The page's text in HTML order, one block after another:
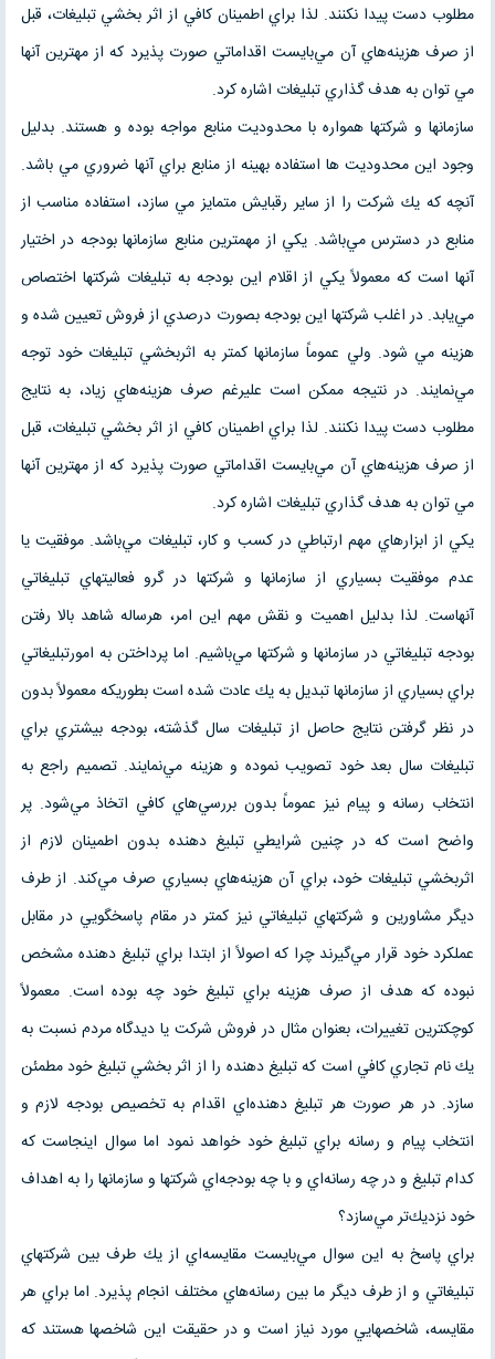
مطلوب دست پيدا نكنند. لذا براي اطمينان كافي از اثر بخشي تبليغات، قبل
از صرف هزينه‌هاي آن مي‌بايست اقداماتي صورت پذيرد كه از مهترين آنها
مي توان به هدف گذاري تبليغات اشاره كرد.
سازمانها و شركتها همواره با محدوديت منابع مواجه بوده و هستند. بدليل
وجود اين محدوديت ها استفاده بهينه از منابع براي آنها ضروري مي باشد.
آنچه كه يك شركت را از ساير رقبايش متمايز مي سازد، استفاده مناسب از
منابع در دسترس مي‌باشد. يكي از مهمترين منابع سازمانها بودجه در اختيار
آنها است كه معمولاً يكي از اقلام اين بودجه به تبليغات شركتها اختصاص
مي‌يابد. در اغلب شركتها اين بودجه بصورت درصدي از فروش تعيين شده و
هزينه مي شود. ولي عموماً سازمانها كمتر به اثربخشي تبليغات خود توجه
مي‌نمايند. در نتيجه ممكن است عليرغم صرف هزينه‌هاي زياد، به نتايج
مطلوب دست پيدا نكنند. لذا براي اطمينان كافي از اثر بخشي تبليغات، قبل
از صرف هزينه‌هاي آن مي‌بايست اقداماتي صورت پذيرد كه از مهترين آنها
مي توان به هدف گذاري تبليغات اشاره كرد.
يكي از ابزارهاي مهم ارتباطي در كسب و كار، تبليغات مي‌باشد. موفقيت يا
عدم موفقيت بسياري از سازمانها و شركتها در گرو فعاليتهاي تبليغاتي
آنهاست. لذا بدليل اهميت و نقش مهم اين امر، هرساله شاهد بالا رفتن
بودجه تبليغاتي در سازمانها و شركتها مي‌باشيم. اما پرداختن به امورتبليغاتي
براي بسياري از سازمانها تبديل به يك عادت شده است بطوريكه معمولاً بدون
در نظر گرفتن نتايج حاصل از تبليغات سال گذشته، بودجه بيشتري براي
تبليغات سال بعد خود تصويب نموده و هزينه مي‌نمايند. تصميم راجع به
انتخاب رسانه و پيام نيز عموماً بدون بررسي‌هاي كافي اتخاذ مي‌شود. پر
واضح است كه در چنين شرايطي تبليغ دهنده بدون اطمينان لازم از
اثربخشي تبليغات خود، براي آن هزينه‌هاي بسياري صرف مي‌كند. از طرف
ديگر مشاورين و شركتهاي تبليغاتي نيز كمتر در مقام پاسخگويي در مقابل
عملكرد خود قرار مي‌گيرند چرا كه اصولاً از ابتدا براي تبليغ دهنده مشخص
نبوده كه هدف از صرف هزينه براي تبليغ خود چه بوده است. معمولاً
كوچكترين تغييرات، بعنوان مثال در فروش شركت يا ديدگاه مردم نسبت به
يك نام تجاري كافي است كه تبليغ دهنده را از اثر بخشي تبليغ خود مطمئن
سازد. در هر صورت هر تبليغ دهنده‌اي اقدام به تخصيص بودجه لازم و
انتخاب پيام و رسانه براي تبليغ خود خواهد نمود اما سوال اينجاست كه
كدام تبليغ و در چه رسانه‌اي و با چه بودجه‌اي شركتها و سازمانها را به اهداف
خود نزديك‌تر مي‌سازد؟
براي پاسخ به اين سوال مي‌بايست مقايسه‌اي از يك طرف بين شركتهاي
تبليغاتي و از طرف ديگر ما بين رسانه‌هاي مختلف انجام پذيرد. اما براي هر
مقايسه، شاخصهايي مورد نياز است و در حقيقت اين شاخصها هستند كه